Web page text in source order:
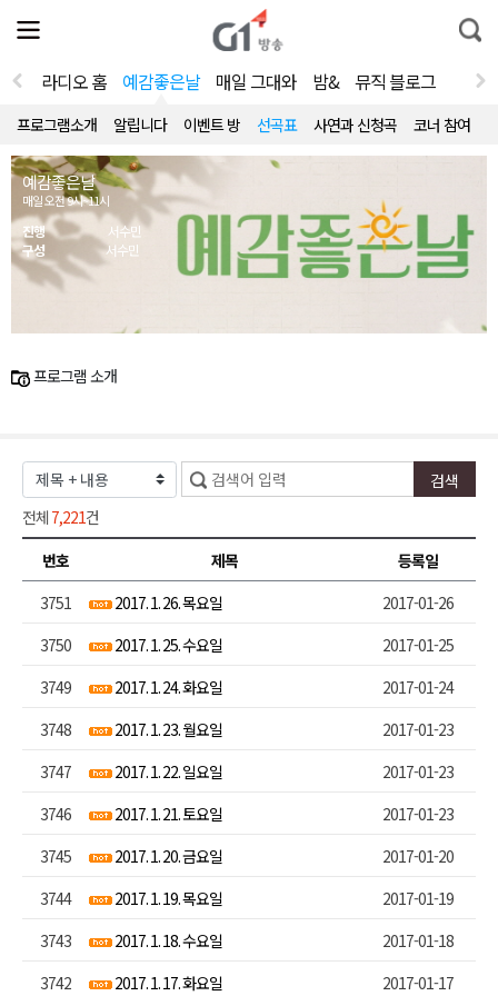
전
체
뉴
열
통
합
라디오 홈 예감좋은날 매일 그대와 밤& 뮤직 블로그
프로그램소개 알립니다 이벤트 방 선곡표 사연과 신청곡 코너 참여
예감좋은날
매일 오전 9시~11시
진행
서수민
구성
서수민
프로그램 소개
전체 7,221건
번호
제목
등록일
3751
2017. 1. 26. 목요일
2017-01-26
3750
2017. 1. 25. 수요일
2017-01-25
3749
2017. 1. 24. 화요일
2017-01-24
3748
2017. 1. 23. 월요일
2017-01-23
3747
2017. 1. 22. 일요일
2017-01-23
3746
2017. 1. 21. 토요일
2017-01-23
3745
2017. 1. 20. 금요일
2017-01-20
3744
2017. 1. 19. 목요일
2017-01-19
3743
2017. 1. 18. 수요일
2017-01-18
3742
2017. 1. 17. 화요일 2017-01-17